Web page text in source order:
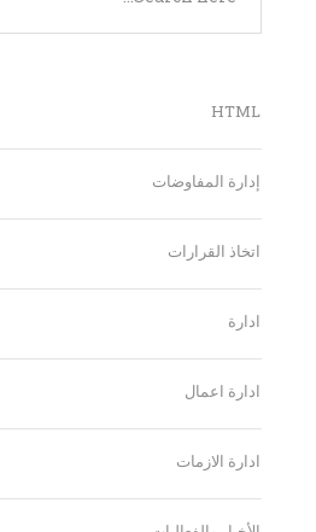
HTML
إدارة المفاوضات
اتخاذ القرارات
ادارة
ادارة اعمال
ادارة الازمات